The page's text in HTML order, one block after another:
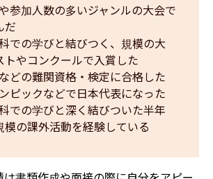
参加人数の多いジャンルの大会で
だ
での学びと結びつく、規模の大
トやコンクールで入賞した
どの難関資格・検定に合格した
ピックなどで日本代表になった
での学びと深く結びついた半年
模の課外活動を経験している